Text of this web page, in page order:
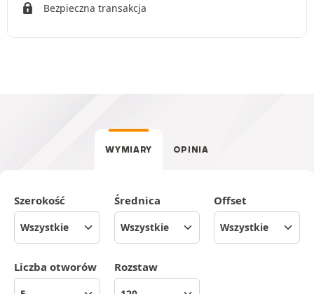
Bezpieczna transakcja
WYMIARY OPINIA
Szerokość Średnica Offset
Liczba otworów Rozstaw